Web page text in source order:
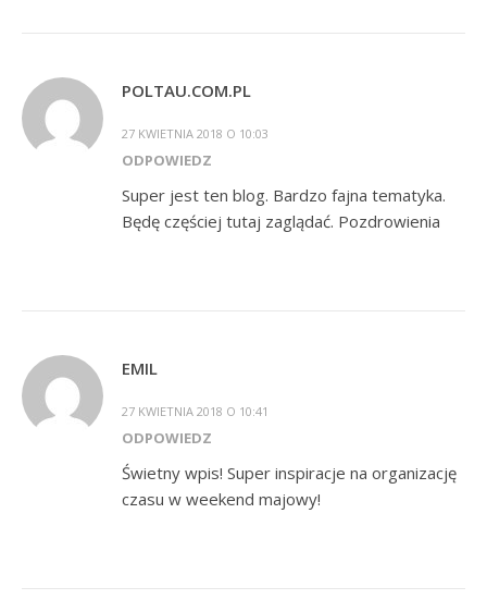
POLTAU.COM.PL
27 KWIETNIA 2018 O 10:03
ODPOWIEDZ
Super jest ten blog. Bardzo fajna tematyka.
Będę częściej tutaj zaglądać. Pozdrowienia
EMIL
27 KWIETNIA 2018 O 10:41
ODPOWIEDZ
Świetny wpis! Super inspiracje na organizację
czasu w weekend majowy!